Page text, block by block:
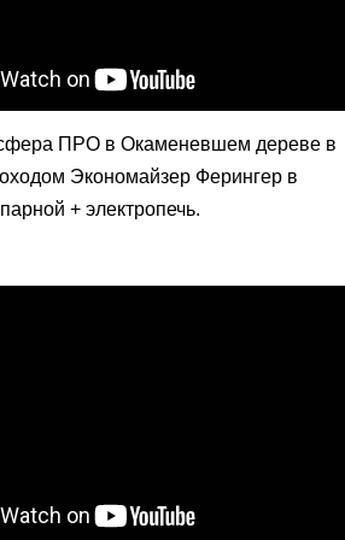
ПРО в Окаменевшем дереве в
Экономайзер Ферингер в
+ электропечь.